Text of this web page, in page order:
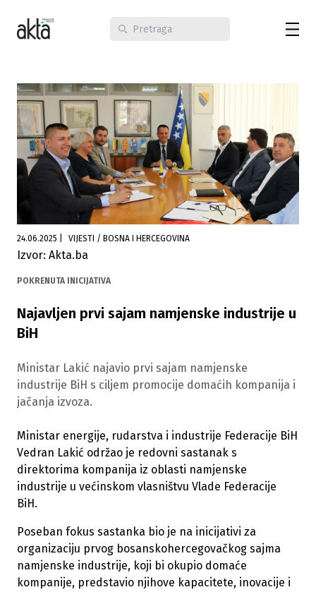
24.06.2025 VIJESTI / BOSNA I HERCEGOVINA
Izvor: Akta.ba
POKRENUTA INICIJATIVA
Najavljen prvi sajam namjenske industrije u
BiH
Ministar Lakić najavio prvi sajam namjenske
industrije BiH s ciljem promocije domaćih kompanija i
jačanja izvoza.
Ministar energije, rudarstva i industrije Federacije BiH
Vedran Lakić održao je redovni sastanak s
direktorima kompanija iz oblasti namjenske
industrije u većinskom vlasništvu Vlade Federacije
BiH.
Poseban fokus sastanka bio je na inicijativi za
organizaciju prvog bosanskohercegovačkog sajma
namjenske industrije, koji bi okupio domaće
kompanije, predstavio njihove kapacitete, inovacije i